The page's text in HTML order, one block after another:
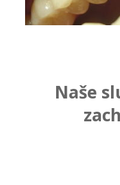
Naše